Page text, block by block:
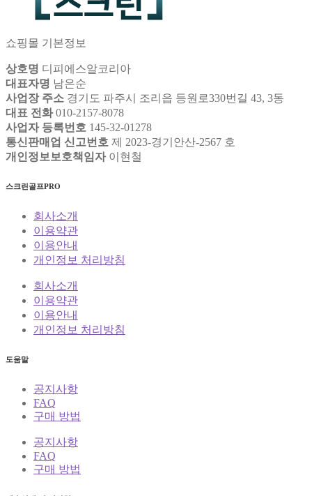
쇼핑몰 기본정보
상호명 디피에스알코리아
대표자명 남은순
사업장 주소 경기도 파주시 조리읍 등원로330번길 43, 3동
대표 전화010-2157-8078
사업자 등록번호 145-32-01278
통신판매업 신고번호 제 2023-경기안산-2567 호
개인정보보호책임자이현철
스크린골프PRO
회사소개
이용약관
이용안내
개인정보 처리방침
회사소개
이용약관
이용안내
개인정보 처리방침
도움말
공지사항
FAQ
구매 방법
공지사항
FAQ
구매 방법